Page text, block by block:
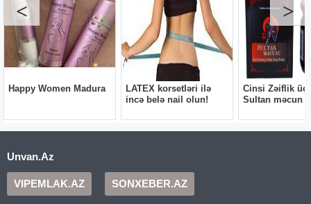
Unvan.Az
VIPEMLAK.AZ SONXEBER.AZ